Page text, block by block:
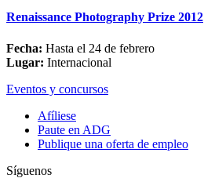
Renaissance Photography Prize 2012
Fecha: Hasta el 24 de febrero
Lugar: Internacional
Eventos y concursos
Afíliese
Paute en ADG
Publique una oferta de empleo
Síguenos